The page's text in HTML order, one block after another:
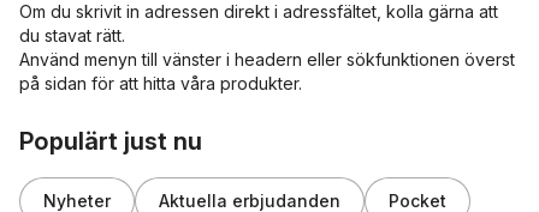
Om du skrivit in adressen direkt i adressfältet, kolla gärna att
du stavat rätt.
Använd menyn till vänster i headern eller sökfunktionen överst
på sidan för att hitta våra produkter.
Populärt just nu
Nyheter Aktuella erbjudanden Pocket